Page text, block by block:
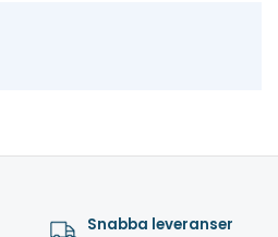
Snabba leveranser